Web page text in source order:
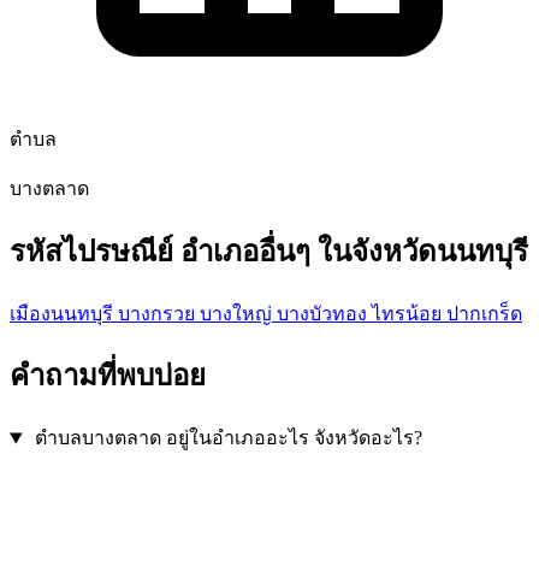
ตำบล
บางตลาด
รหัสไปรษณีย์ อำเภออื่นๆ ในจังหวัดนนทบุรี
เมืองนนทบุรี บางกรวย บางใหญ่ บางบัวทองไทรน้อย ปากเกร็ด
คำถามที่พบบ่อย
ตำบลบางตลาด อยู่ในอำเภออะไร จังหวัดอะไร?